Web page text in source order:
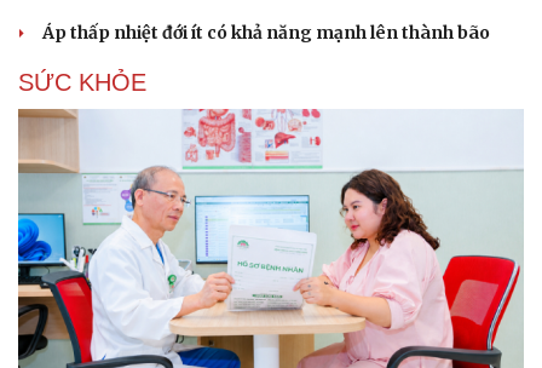
Áp thấp nhiệt đới ít có khả năng mạnh lên thành bão
SỨC KHỎE